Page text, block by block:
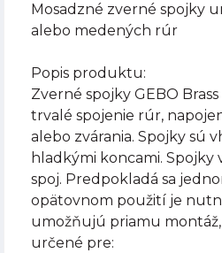
Mosadzné zverné spojky
alebo medených rúr
Popis produktu:
Zverné spojky GEBO
trvalé spojenie rúr,
alebo zvárania. Spojky sú
hladkými koncami.
spoj. Predpokladá sa
opätovnom použití je
umožňujú priamu
určené pre: